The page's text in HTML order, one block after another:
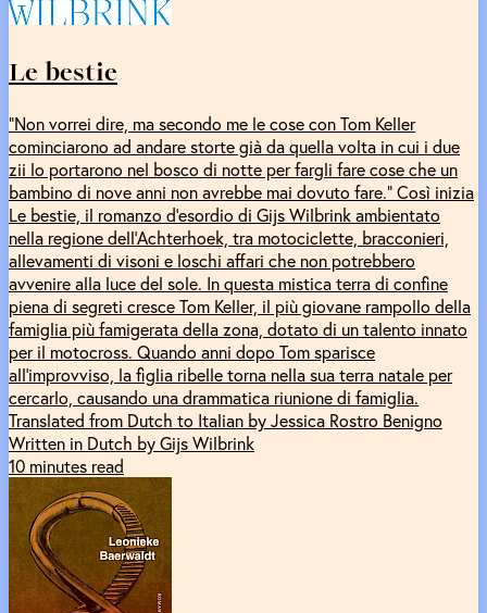
Le bestie
“Non vorrei dire, ma secondo me le cose con Tom Keller
cominciarono ad andare storte già da quella volta in cui i due
zii lo portarono nel bosco di notte per fargli fare cose che un
bambino di nove anni non avrebbe mai dovuto fare.” Così inizia
Le bestie, il romanzo d’esordio di Gijs Wilbrink ambientato
nella regione dell’Achterhoek, tra motociclette, bracconieri,
allevamenti di visoni e loschi affari che non potrebbero
avvenire alla luce del sole. In questa mistica terra di confine
piena di segreti cresce Tom Keller, il più giovane rampollo della
famiglia più famigerata della zona, dotato di un talento innato
per il motocross. Quando anni dopo Tom sparisce
all’improvviso, la figlia ribelle torna nella sua terra natale per
cercarlo, causando una drammatica riunione di famiglia.
Translated from Dutch to Italian by Jessica Rostro Benigno
Written in Dutch by Gijs Wilbrink
10 minutes read